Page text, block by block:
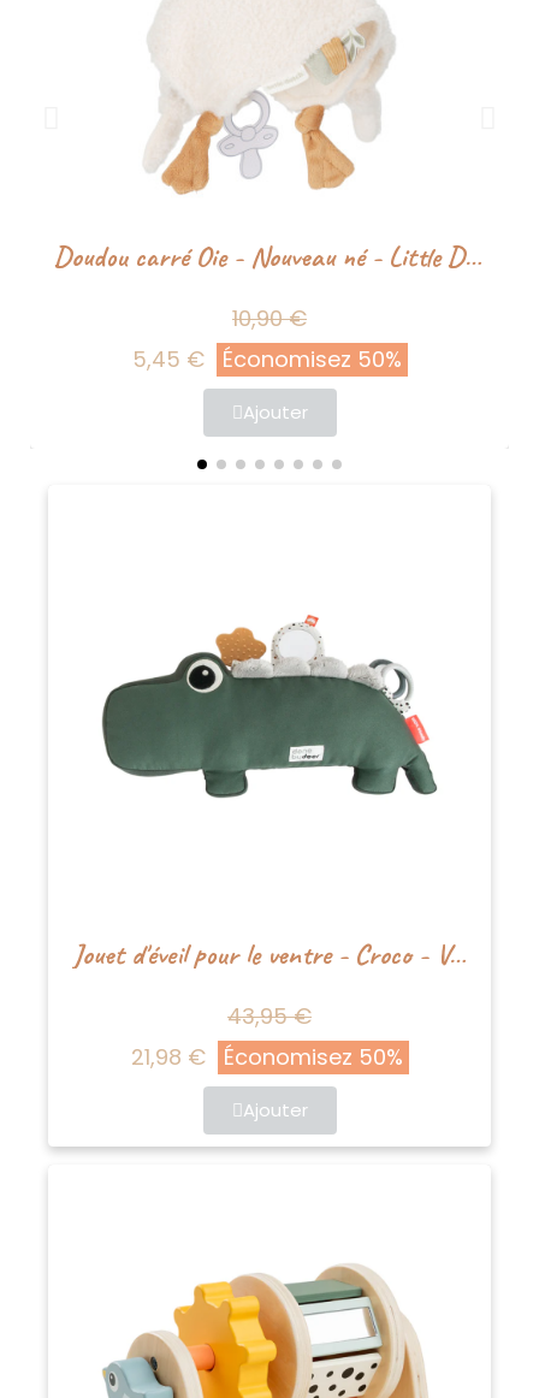
Doudou carré Oie - Nouveau né - Little Dutch
10,90 €
5,45 €
Économisez 50%
Ajouter
Jouet d'éveil pour le ventre - Croco - Vert
43,95 €
21,98 €
Économisez 50%
Ajouter